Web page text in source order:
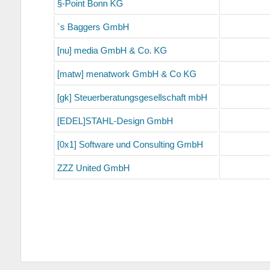
§-Point Bonn KG
`s Baggers GmbH
[nu] media GmbH & Co. KG
[matw] menatwork GmbH & Co KG
[gk] Steuerberatungsgesellschaft mbH
[EDEL]STAHL-Design GmbH
[0x1] Software und Consulting GmbH
ZZZ United GmbH